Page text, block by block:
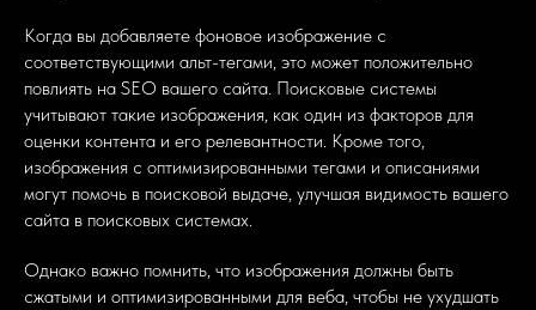
Когда вы добавляете фоновое изображение с
соответствующими альт-тегами, это может положительно
повлиять на SEO вашего сайта. Поисковые системы
учитывают такие изображения, как один из факторов для
оценки контента и его релевантности. Кроме того,
изображения с оптимизированными тегами и описаниями
могут помочь в поисковой выдаче, улучшая видимость вашего
сайта в поисковых системах.
Однако важно помнить, что изображения должны быть
сжатыми и оптимизированными для веба, чтобы не ухудшать